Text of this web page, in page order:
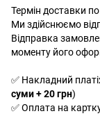
Термін доставки по
Ми здійснюємо
Відправка
моменту його
✅ Накладний
суми + 20 грн)
✅ Оплата на